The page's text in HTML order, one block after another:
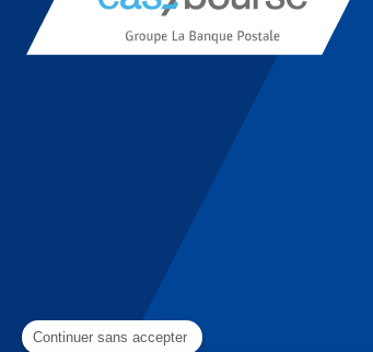
Continuer sans accepter